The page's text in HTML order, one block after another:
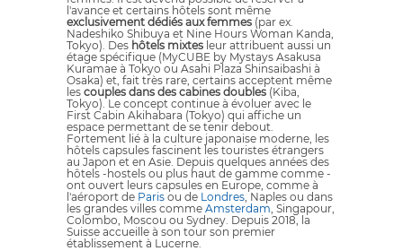
l'avance et certains hôtels sont même
exclusivement dédiés aux femmes (par ex.
Nadeshiko Shibuya et Nine Hours Woman Kanda,
Tokyo). Des hôtels mixtes leur attribuent aussi un
étage spécifique (MyCUBE by Mystays Asakusa
Kuramae à Tokyo ou Asahi Plaza Shinsaibashi à
Osaka) et, fait très rare, certains acceptent même
les couples dans des cabines doubles (Kiba,
Tokyo). Le concept continue à évoluer avec le
First Cabin Akihabara (Tokyo) qui affiche un
espace permettant de se tenir debout.
Fortement lié à la culture japonaise moderne, les
hôtels capsules fascinent les touristes étrangers
au Japon et en Asie. Depuis quelques années des
hôtels -hostels ou plus haut de gamme comme -
ont ouvert leurs capsules en Europe, comme à
l'aéroport de Paris ou de Londres, Naples ou dans
les grandes villes comme Amsterdam, Singapour,
Colombo, Moscou ou Sydney. Depuis 2018, la
Suisse accueille à son tour son premier
établissement à Lucerne.